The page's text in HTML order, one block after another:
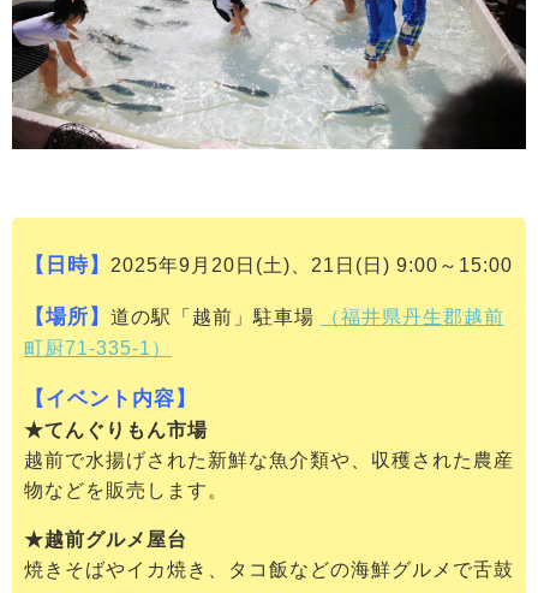
【日時】 2025年9月20日(土)、21日(日) 9:00～15:00
【場所】 道の駅「越前」駐車場
（福井県丹生郡越前
町厨71-335-1）
【イベント内容】
★てんぐりもん市場
越前で水揚げされた新鮮な魚介類や、収穫された農産
物などを販売します。
★越前グルメ屋台
焼きそばやイカ焼き、タコ飯などの海鮮グルメで舌鼓